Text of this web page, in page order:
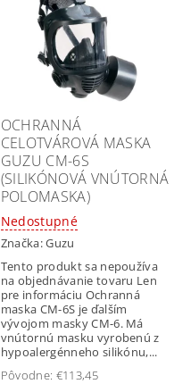
OCHRANNÁ
CELOTVÁROVÁ MASKA
GUZU CM-6S
(SILIKÓNOVÁ VNÚTORNÁ
POLOMASKA)
Nedostupné
Značka:Guzu
Tento produkt sa nepoužíva
na objednávanie tovaru Len
pre informáciu Ochranná
maska CM-6S je ďalším
vývojom masky CM-6. Má
vnútornú masku vyrobenú z
hypoalergénneho silikónu,...
Pôvodne: €113,45